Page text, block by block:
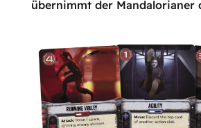
übernimmt der Mandalorianer